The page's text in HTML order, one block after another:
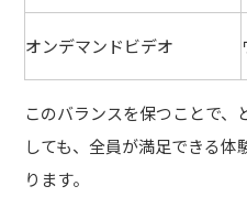
オンデマンドビデオ
このバランスを保つことで
しても、全員が満足できる
ります。